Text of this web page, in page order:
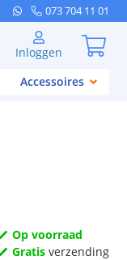
073 704 11 01
Inloggen
Accessoires
Op voorraad
Gratis verzending